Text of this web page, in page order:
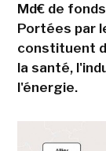
Md€ de
Portées par
constituent
la santé,
l'énergie.